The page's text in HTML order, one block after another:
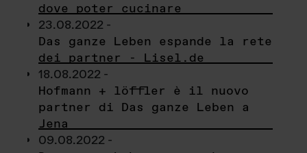
dove poter cucinare
23.08.2022 -
Das ganze Leben espande la rete
dei partner - Lisel.de
18.08.2022 -
Hofmann + löffler è il nuovo
partner di Das ganze Leben a
Jena
09.08.2022 -